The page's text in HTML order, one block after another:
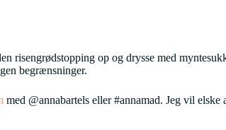
risengrødstopping op og drysse med
begrænsninger.
med @annabartels eller #annamad. Jeg vil elske